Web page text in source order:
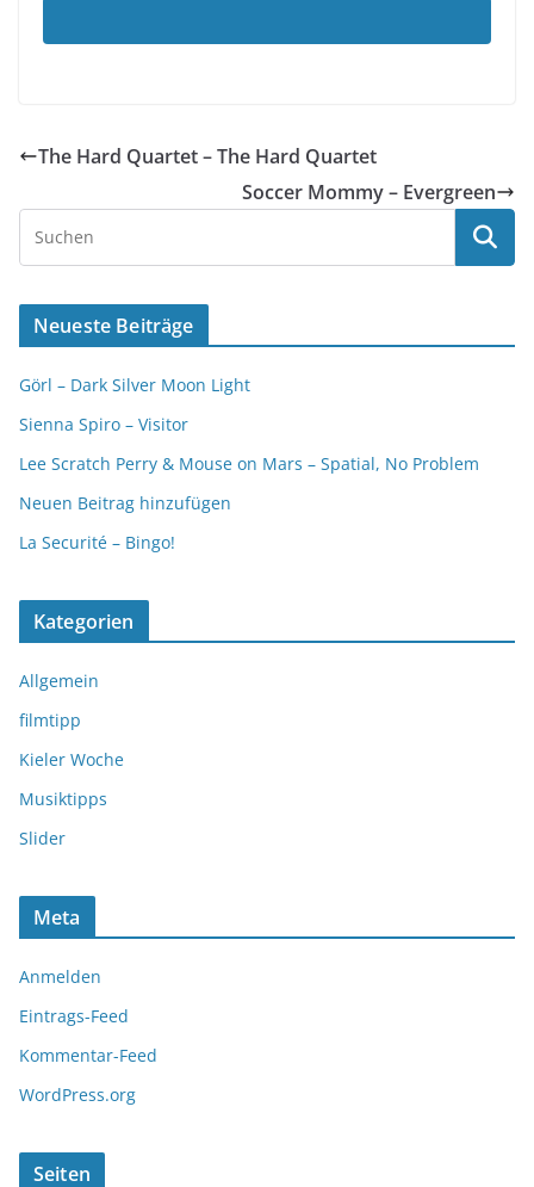
The Hard Quartet – The Hard Quartet
Soccer Mommy – Evergreen
Neueste Beiträge
Görl – Dark Silver Moon Light
Sienna Spiro – Visitor
Lee Scratch Perry & Mouse on Mars – Spatial, No Problem
Neuen Beitrag hinzufügen
La Securité – Bingo!
Kategorien
Allgemein
filmtipp
Kieler Woche
Musiktipps
Slider
Meta
Anmelden
Eintrags-Feed
Kommentar-Feed
WordPress.org
Seiten